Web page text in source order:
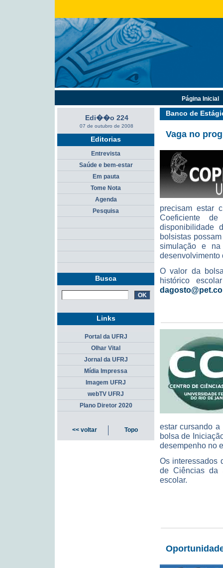
Banco de
Vaga no
precisam estar
Coeficiente
disponibilidade
bolsistas
simulação e
desenvolvimento
O valor da
histórico
estar cursando
bolsa de
desempenho no
Os interessados
de Ciências da
escolar.
Edi��o 224
07 de outubro de 2008
Editorias
Entrevista
Saúde e bem-estar
Em pauta
Tome Nota
Agenda
Pesquisa
Busca
Página Inicial
Links
Portal da UFRJ
Olhar Vital
Jornal da UFRJ
Mídia Impressa
Imagem UFRJ
webTV UFRJ
Plano Diretor 2020
<< voltar Topo